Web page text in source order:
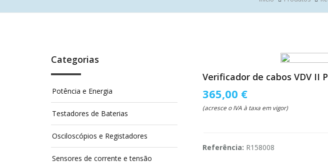
Verificador de cabos VDV II
365,00 €
(acresce o IVA à taxa em vigor)
Referência: R158008
Categorias
Potência e Energia
Testadores de Baterias
Osciloscópios e Registadores
Sensores de corrente e tensão